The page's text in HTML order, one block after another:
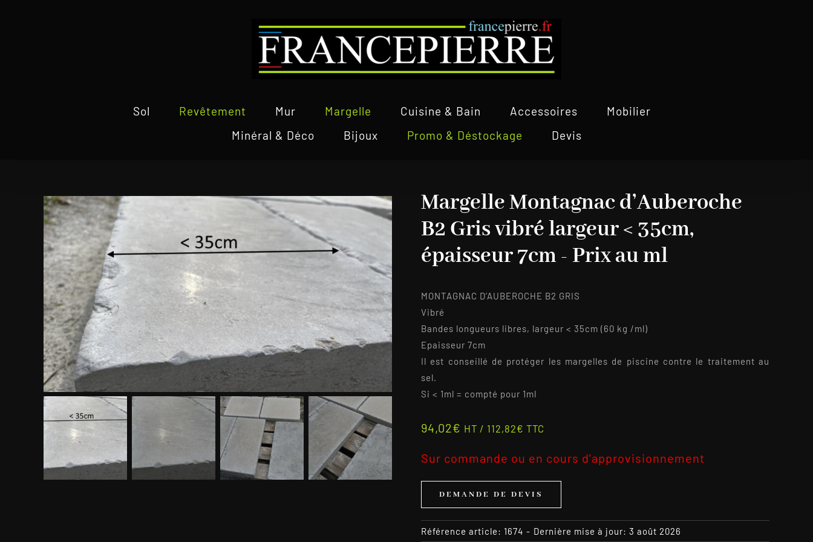
Sol Revêtement Mur Margelle Cuisine & Bain Accessoires
Mobilier
Minéral & Déco
Bijoux Promo & Déstockage Devis
Margelle Montagnac d’Auberoche
B2 Gris vibré largeur < 35cm,
épaisseur 7cm - Prix au ml
MONTAGNAC D’AUBEROCHE B2 GRIS
Vibré
Bandes longueurs libres, largeur < 35cm (60 kg /ml)
Epaisseur 7cm
Il est conseillé de protéger les margelles de piscine contre le traitement au
sel.
Si < 1ml = compté pour 1ml
94,02€ HT / 112,82€ TTC
Sur commande ou en cours d'approvisionnement
DEMANDE DE DEVIS
Référence article: 1674 - Dernière mise à jour: 3 août 2026